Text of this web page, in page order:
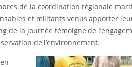
de la coordination régionale
et militants venus apporter
de la journée témoigne de
de l’environnement.